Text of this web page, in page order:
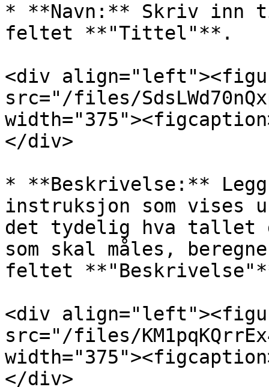
* **Navn:** Skriv inn
feltet **"Tittel"**.
<div
src="/files/
</div>
* **Beskrivelse:**
instruksjon som
det tydelig hva tallet
som skal måles,
feltet
<div
src="/files/
</div>